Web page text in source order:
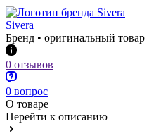
Sivera
Бренд • оригинальный товар
0 отзывов
0 вопрос
О товаре
Перейти к описанию